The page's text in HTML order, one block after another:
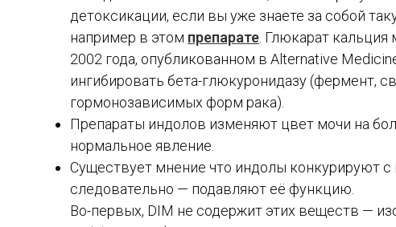
детоксикации, если вы уже знаете за собой
например в этом препарате . Глюкарат
2002 года, опубликованном в Alternative
ингибировать бета-глюкуронидазу (фермент,
гормонозависимых форм рака).
Препараты индолов изменяют цвет мочи на
нормальное явление.
Существует мнение что индолы конкурируют
следовательно — подавляют её функцию.
Во-первых, DIM не содержит этих веществ —
Каталог обзоров
Добавки женщинам
Добавки мужчинам
Добавки для красоты